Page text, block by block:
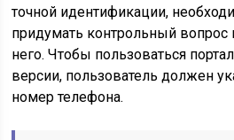
точной идентификации,
придумать контрольный вопрос
него. Чтобы пользоваться
версии, пользователь должен
номер телефона.